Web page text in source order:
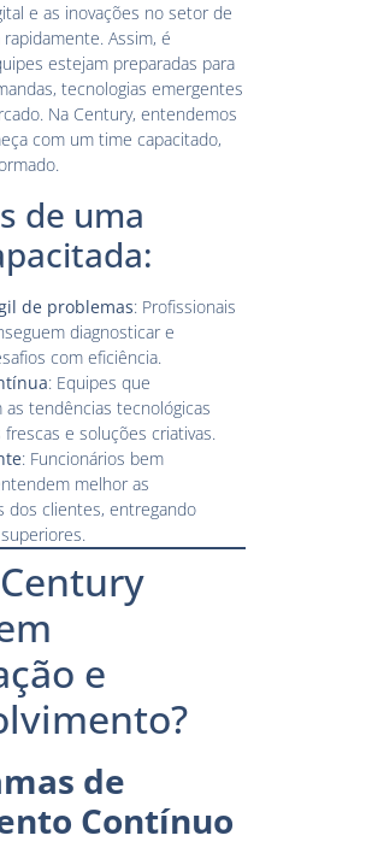
e as inovações no setor de
Assim, é
estejam preparadas para
tecnologias emergentes
Na Century, entendemos
com um time capacitado,
de uma
de problemas: Profissionais
diagnosticar e
com eficiência.
: Equipes que
as tendências tecnológicas
e soluções criativas.
: Funcionários bem
melhor as
dos clientes, entregando
e
de
Contínuo